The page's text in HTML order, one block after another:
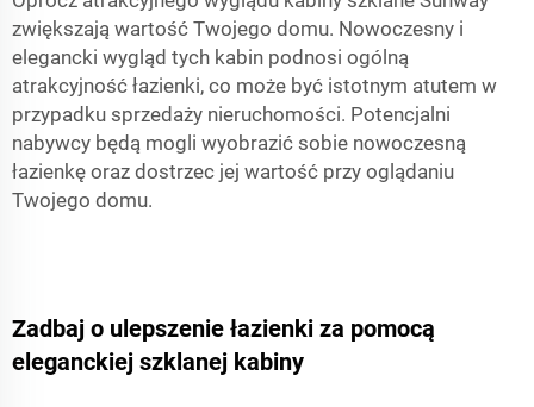
zwiększają wartość Twojego domu. Nowoczesny i
elegancki wygląd tych kabin podnosi ogólną
atrakcyjność łazienki, co może być istotnym atutem w
przypadku sprzedaży nieruchomości. Potencjalni
nabywcy będą mogli wyobrazić sobie nowoczesną
łazienkę oraz dostrzec jej wartość przy oglądaniu
Twojego domu.
Zadbaj o ulepszenie łazienki za pomocą
eleganckiej szklanej kabiny